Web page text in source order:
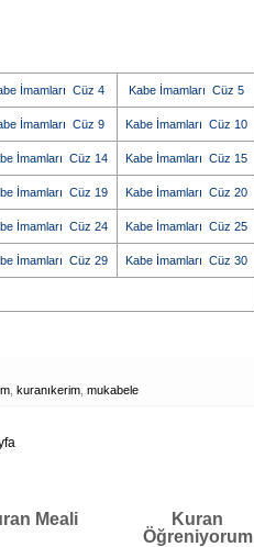
İmamları Cüz 4 Kabe İmamları Cüz 5
İmamları Cüz 9 Kabe İmamları Cüz 10
İmamları Cüz 14 Kabe İmamları Cüz 15
İmamları Cüz 19 Kabe İmamları Cüz 20
İmamları Cüz 24 Kabe İmamları Cüz 25
İmamları Cüz 29 Kabe İmamları Cüz 30
kuranıkerim mukabele
Meali
Kuran
Öğreniyorum